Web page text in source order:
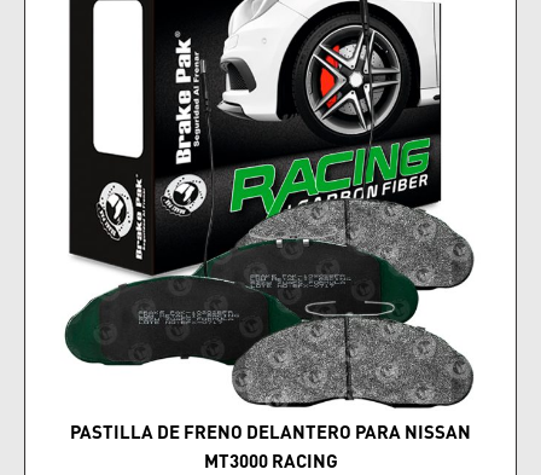
PASTILLA DE FRENO DELANTERO PARA NISSAN
MT3000 RACING